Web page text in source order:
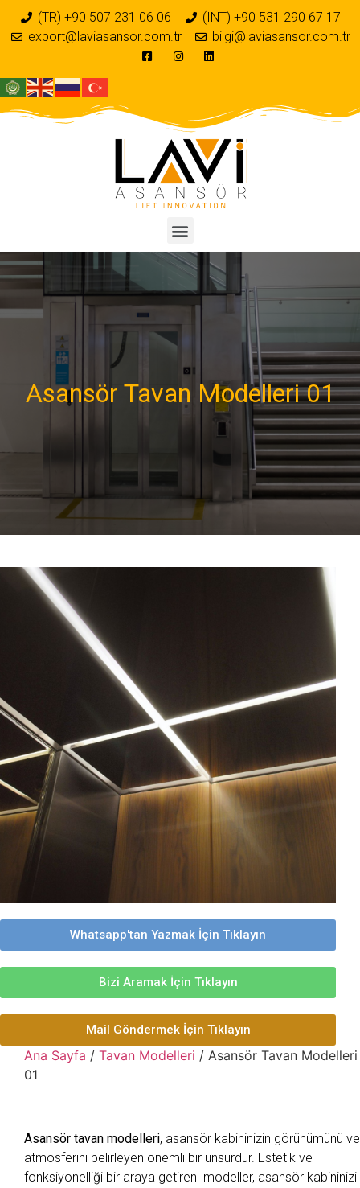
(TR) +90 507 231 06 06
(INT) +90 531 290 67 17
export@laviasansor.com.tr
bilgi@laviasansor.com.tr
Asansör Tavan Modelleri 01
Whatsapp'tan Yazmak İçin Tıklayın
Bizi Aramak İçin Tıklayın
Mail Göndermek İçin Tıklayın
Ana Sayfa / Tavan Modelleri / Asansör Tavan Modelleri
01
Asansör tavan modelleri, asansör kabininizin görünümünü ve
atmosferini belirleyen önemli bir unsurdur. Estetik ve
fonksiyonelliği bir araya getiren modeller, asansör kabininizi